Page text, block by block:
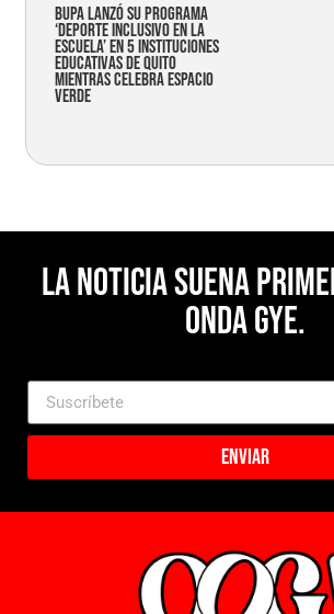
Bupa lanzó su programa
‘Deporte Inclusivo en la
Escuela’ en 5 instituciones
educativas de Quito
mientras celebra espacio
verde
La noticia suena
Onda Gye.
Enviar